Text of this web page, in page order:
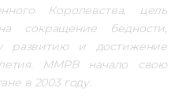
Королевства, цель
сокращение бедности,
развитию и достижение
ММРВ начало свою
в 2003 году.